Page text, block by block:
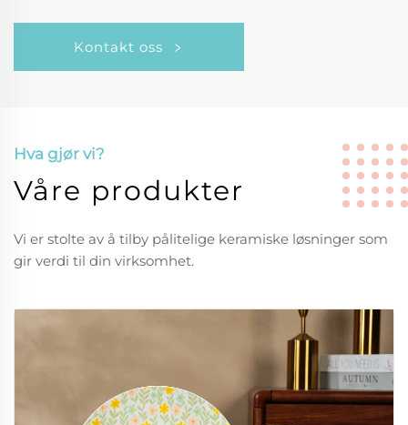
Kontakt oss
Hva gjør vi?
Våre produkter
Vi er stolte av å tilby pålitelige keramiske løsninger som
gir verdi til din virksomhet.